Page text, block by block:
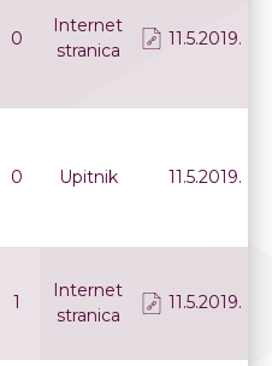
0
Internet
stranica
11.5.2019.
0 Upitnik 11.5.2019.
1
Internet
stranica
11.5.2019.